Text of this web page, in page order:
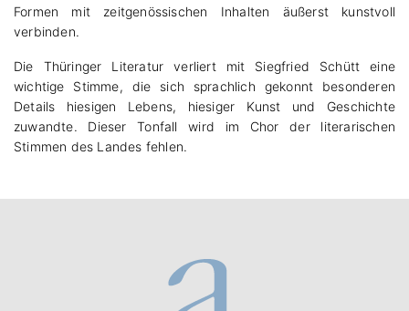
Formen mit zeitgenössischen Inhalten äußerst kunstvoll
verbinden.
Die Thüringer Literatur verliert mit Siegfried Schütt eine
wichtige Stimme, die sich sprachlich gekonnt besonderen
Details hiesigen Lebens, hiesiger Kunst und Geschichte
zuwandte. Dieser Tonfall wird im Chor der literarischen
Stimmen des Landes fehlen.